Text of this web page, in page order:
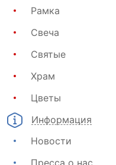
Рамка
Свеча
Святые
Храм
Цветы
Информация
Новости
Пресса о нас